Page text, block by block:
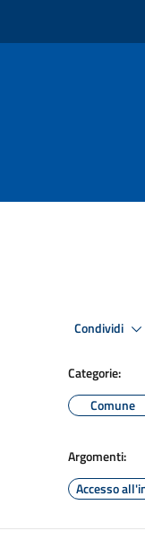
Condividi
Categorie:
Comune
Argomenti:
Accesso